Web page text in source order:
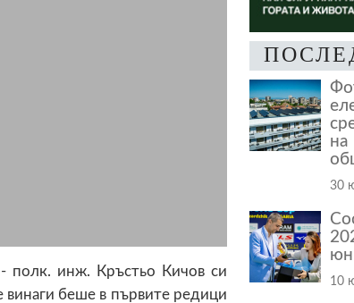
полк. инж. Кръстьо Кичов си
беше в първите редици
30
10